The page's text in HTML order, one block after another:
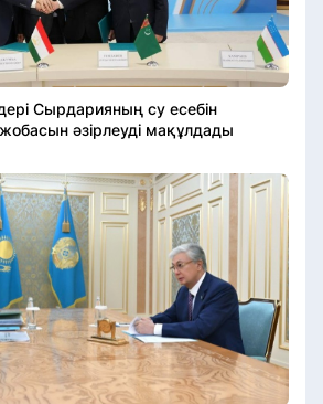
Сырдарияның су есебін
әзірлеуді мақұлдады